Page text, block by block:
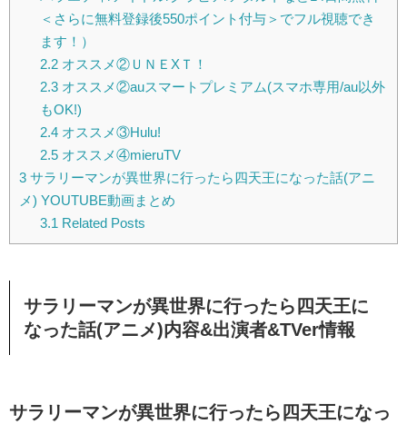
＜さらに無料登録後550ポイント付与＞でフル視聴でき
ます！）
2.2オススメ②ＵＮＥXＴ！
2.3オススメ②auスマートプレミアム(スマホ専用/au以外
もOK!)
2.4オススメ③Hulu!
2.5オススメ④mieruTV
3 サラリーマンが異世界に行ったら四天王になった話(アニ
メ) YOUTUBE動画まとめ
3.1 Related Posts
サラリーマンが異世界に行ったら四天王に
なった話(アニメ)内容&出演者&TVer情報
サラリーマンが異世界に行ったら四天王になっ